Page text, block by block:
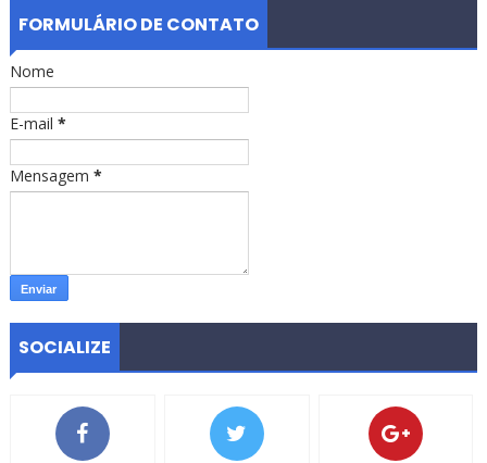
FORMULÁRIO DE CONTATO
Nome
E-mail *
Mensagem *
SOCIALIZE